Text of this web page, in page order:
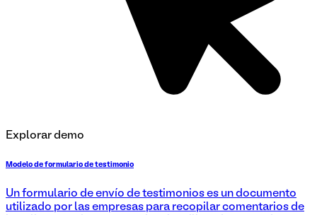
Explorar demo
Modelo de formulario de testimonio
Un formulario de envío de testimonios es un documento
utilizado por las empresas para recopilar comentarios de